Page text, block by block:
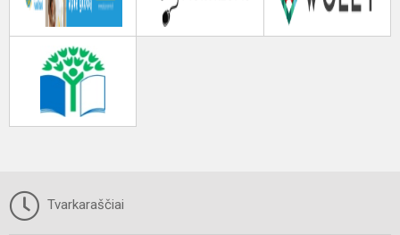
Tvarkaraščiai